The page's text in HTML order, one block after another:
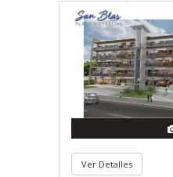
Ver Detalles